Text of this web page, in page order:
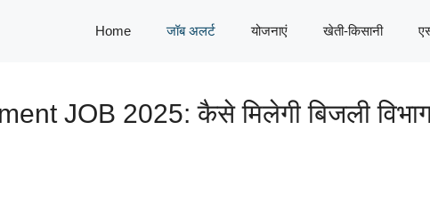
Home जॉब अलर्ट योजनाएं खेती-किसानी
JOB 2025: कैसे मिलेगी बिजली विभाग